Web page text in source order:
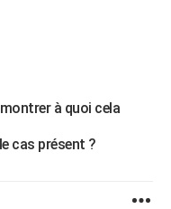
à quoi cela
cas présent ?